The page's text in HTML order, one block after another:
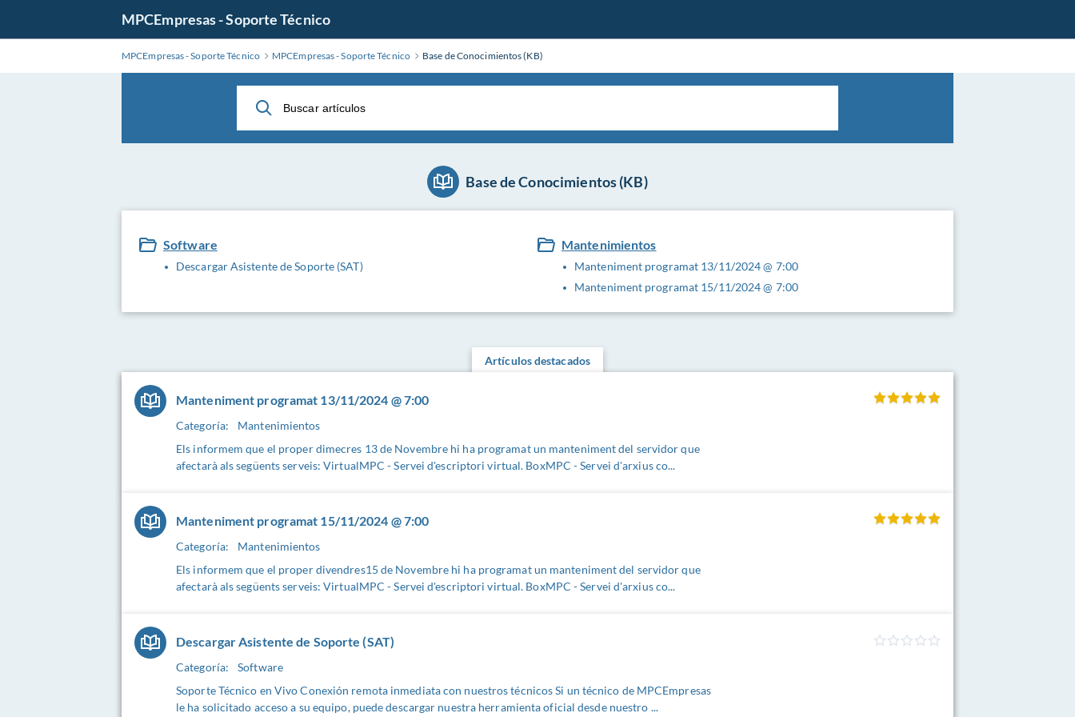
MPCEmpresas - Soporte Técnico
MPCEmpresas - Soporte Técnico MPCEmpresas - Soporte Técnico Base de Conocimientos (KB)
Base de Conocimientos (KB)
Software
Descargar Asistente de Soporte (SAT)
Mantenimientos
Manteniment programat 13/11/2024 @ 7:00
Manteniment programat 15/11/2024 @ 7:00
Artículos destacados
Manteniment programat 13/11/2024 @ 7:00
Categoría:
Mantenimientos
Els informem que el proper dimecres 13 de Novembre hi ha programat un manteniment del servidor que
afectarà als següents serveis: VirtualMPC - Servei d'escriptori virtual. BoxMPC - Servei d'arxius co...
Manteniment programat 15/11/2024 @ 7:00
Categoría:
Mantenimientos
Els informem que el proper divendres15 de Novembre hi ha programat un manteniment del servidor que
afectarà als següents serveis: VirtualMPC - Servei d'escriptori virtual. BoxMPC - Servei d'arxius co...
Descargar Asistente de Soporte (SAT)
Categoría:
Software
Soporte Técnico en Vivo Conexión remota inmediata con nuestros técnicos Si un técnico de MPCEmpresas
le ha solicitado acceso a su equipo, puede descargar nuestra herramienta oficial desde nuestro ...